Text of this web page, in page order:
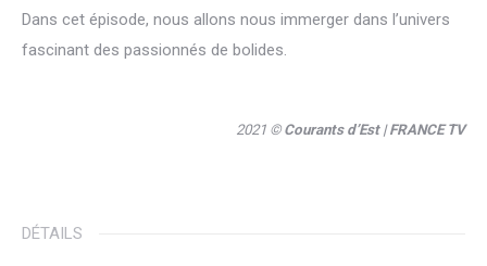
Dans cet épisode, nous allons nous immerger dans l’univers
fascinant des passionnés de bolides.
2021 © Courants d’Est| FRANCE TV
DÉTAILS